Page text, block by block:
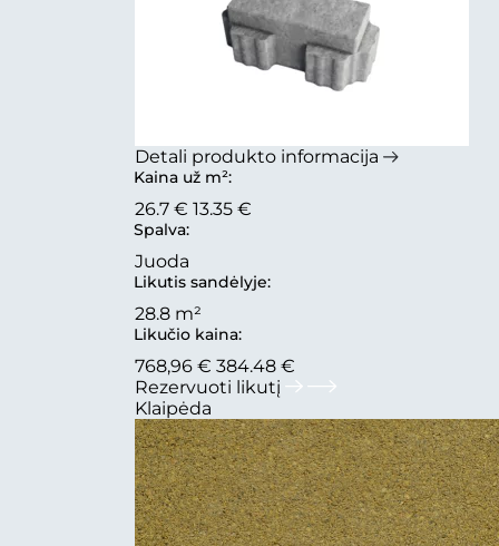
Detali produkto informacija
Kaina už m²:
26.7 € 13.35 €
Spalva:
Juoda
Likutis sandėlyje:
28.8 m²
Likučio kaina:
768,96 € 384.48 €
Rezervuoti likutį
Klaipėda